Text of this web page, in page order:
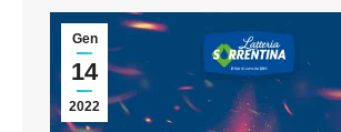
Gen
14
2022